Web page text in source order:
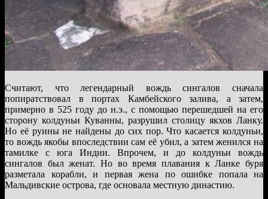
Считают, что легендарный вождь сингалов сначала
попиратствовал в портах Камбейского залива, а затем,
примерно в 525 году до н.э., с помощью перешедшей на его
сторону колдуньи Куванны, разрушил столицу якхов Ланку.
Но её руины не найдены до сих пор. Что касается колдуньи,
то вождь якобы впоследствии сам её убил, а затем женился на
тамилке с юга Индии. Впрочем, и до колдуньи вождь
сингалов был женат. Но во время плавания к Ланке буря
разметала корабли, и первая жена по ошибке попала на
Мальдивские острова, где основала местную династию.